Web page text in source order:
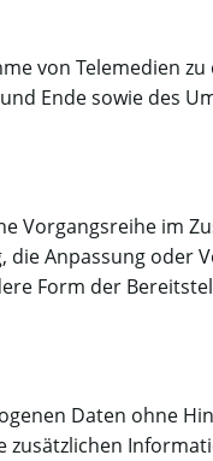
von Telemedien
Ende sowie des
Vorgangsreihe im
die Anpassung oder
Form der
Daten ohne
zusätzlichen